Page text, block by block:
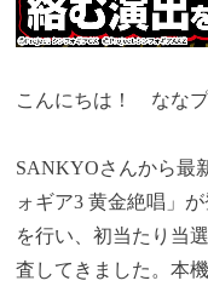
こんにちは！ ななプ
SANKYOさんから最
ォギア3 黄金絶唱」
を行い、初当たり当
査してきました。本